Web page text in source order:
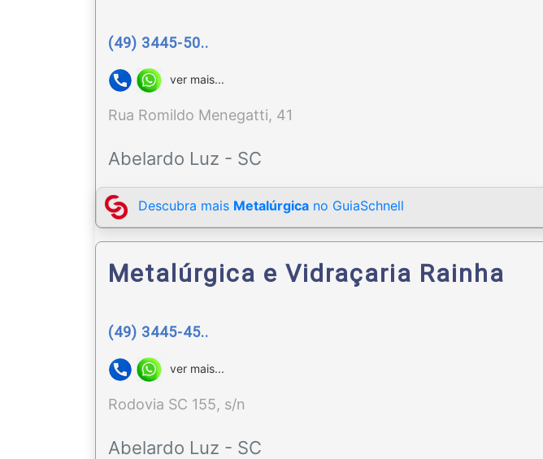
(49) 3445-50..
ver mais...
Rua Romildo Menegatti, 41
Abelardo Luz - SC
Descubra mais Metalúrgica no GuiaSchnell
Metalúrgica e Vidraçaria Rainha
(49) 3445-45..
ver mais...
Rodovia SC 155, s/n
Abelardo Luz - SC